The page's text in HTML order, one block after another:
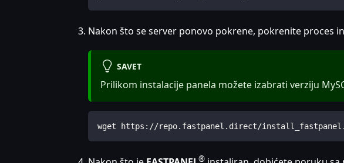
Nakon što se server ponovo pokrene, pokrenite proces
SAVET
Prilikom instalacije panela možete izabrati verziju
wget https://repo.fastpanel.direct/
®